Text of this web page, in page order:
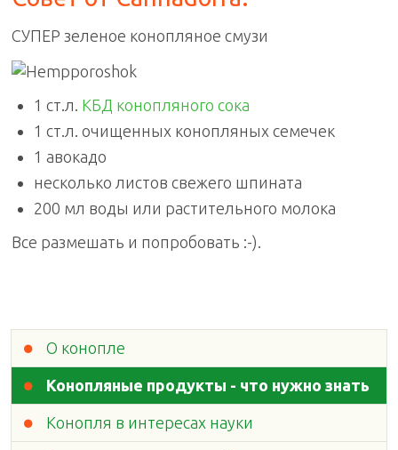
СУПЕР зеленое конопляное смузи
1 ст.л. КБД конопляного сока
1 ст.л. очищенных конопляных семечек
1 авокадо
несколько листов свежего шпината
200 мл воды или растительного молока
Все размешать и попробовать :-).
О конопле
Конопляные продукты - что нужно знать
Конопля в интересах науки